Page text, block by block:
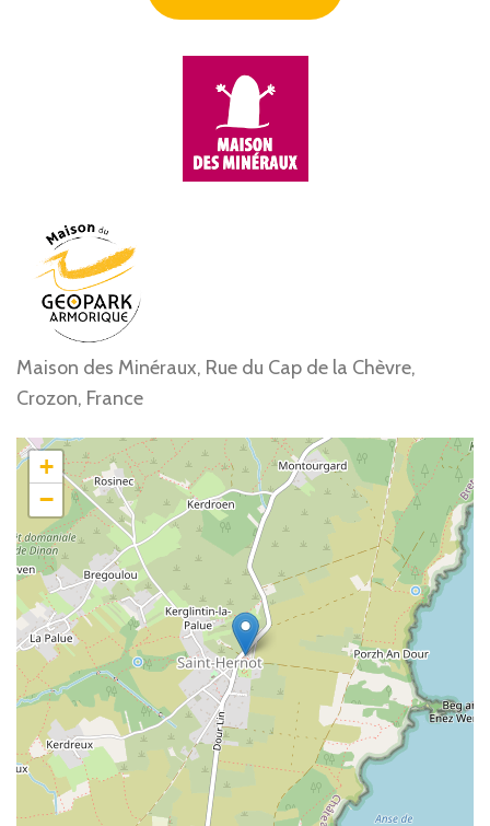
Maison des Minéraux, Rue du Cap de la Chèvre,
Crozon, France
+
−